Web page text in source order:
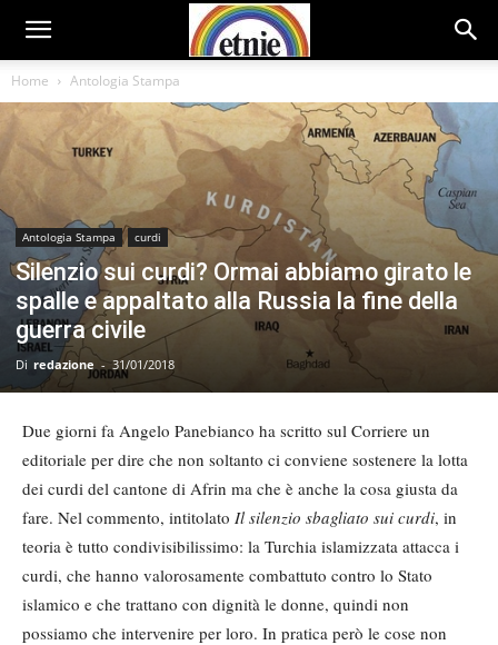
Home Antologia Stampa
Antologia Stampa curdi
Silenzio sui curdi? Ormai abbiamo girato le
spalle e appaltato alla Russia la fine della
guerra civile
Di redazione - 31/01/2018
Due giorni fa Angelo Panebianco ha scritto sul Corriere un
editoriale per dire che non soltanto ci conviene sostenere la lotta
dei curdi del cantone di Afrin ma che è anche la cosa giusta da
fare. Nel commento, intitolato Il silenzio sbagliato sui curdi, in
teoria è tutto condivisibilissimo: la Turchia islamizzata attacca i
curdi, che hanno valorosamente combattuto contro lo Stato
islamico e che trattano con dignità le donne, quindi non
possiamo che intervenire per loro. In pratica però le cose non